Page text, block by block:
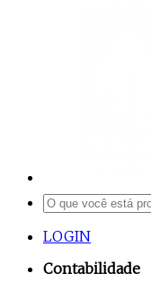
LOGIN
Contabilidade